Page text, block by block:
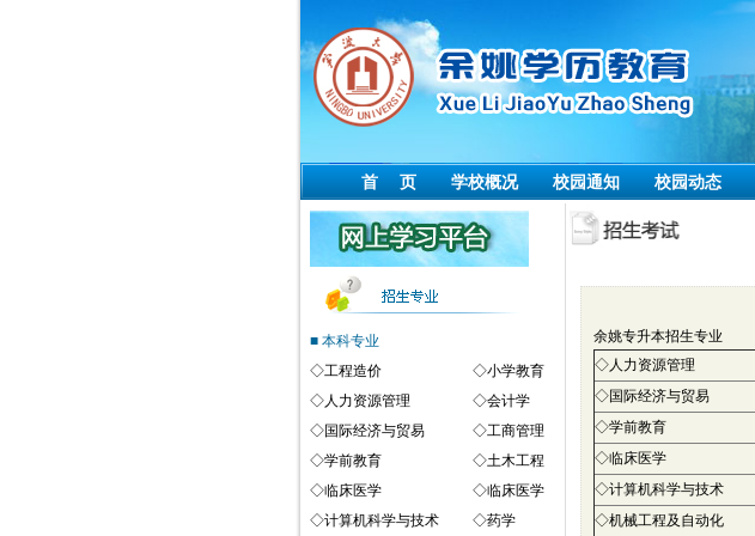
首 页 学校概况 校园通知 校园动态
■ 本科专业
◇工程造价 ◇小学教育
◇人力资源管理 ◇会计学
◇国际经济与贸易 ◇工商管理
◇学前教育 ◇土木工程
◇临床医学 ◇临床医学
◇计算机科学与技术 ◇药学
余姚专升本招生专业
◇人力资源管理
◇国际经济与贸易
◇学前教育
◇临床医学
◇计算机科学与技术
◇机械工程及自动化